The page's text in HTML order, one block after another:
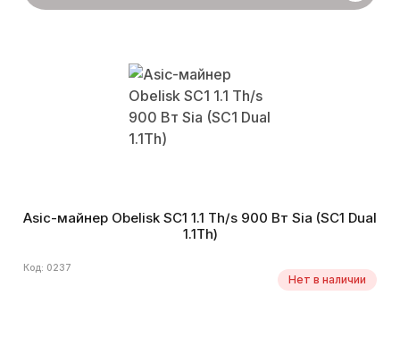
Asic-майнер Obelisk SC1 1.1 Th/s 900 Вт Sia (SC1 Dual
1.1Th)
Код: 0237
Нет в наличии